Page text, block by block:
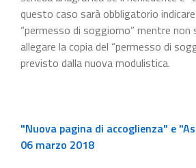
questo caso sarà obbligatorio
“permesso di soggiorno” mentre non
allegare la copia del “permesso di
previsto dalla nuova modulistica.
"Nuova pagina di accoglienza" e
06 marzo 2018